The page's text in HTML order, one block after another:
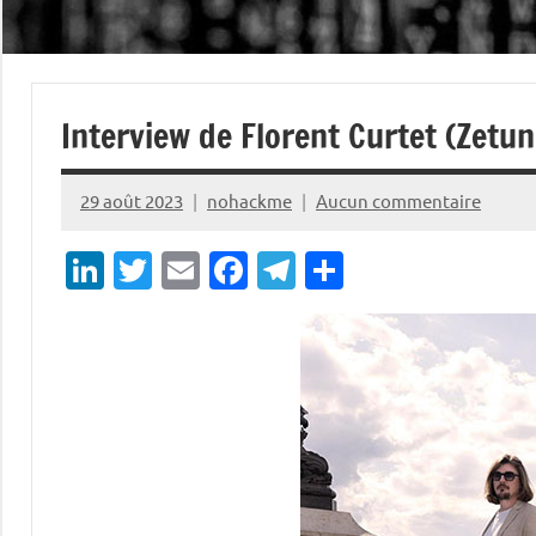
Interview de Florent Curtet
29 août 2023 nohackme Aucun commentaire
LinkedIn
Twitter
EmailFacebook
Telegram